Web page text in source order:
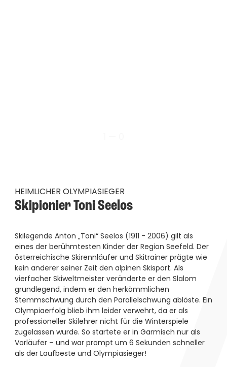
HEIMLICHER OLYMPIASIEGER
Skipionier Toni Seelos
Skilegende Anton „Toni“ Seelos (1911 - 2006) gilt als
eines der berühmtesten Kinder der Region Seefeld. Der
österreichische Skirennläufer und Skitrainer prägte wie
kein anderer seiner Zeit den alpinen Skisport. Als
vierfacher Skiweltmeister veränderte er den Slalom
grundlegend, indem er den herkömmlichen
Stemmschwung durch den Parallelschwung ablöste. Ein
Olympiaerfolg blieb ihm leider verwehrt, da er als
professioneller Skilehrer nicht für die Winterspiele
zugelassen wurde. So startete er in Garmisch nur als
Vorläufer – und war prompt um 6 Sekunden schneller
als der Laufbeste und Olympiasieger!